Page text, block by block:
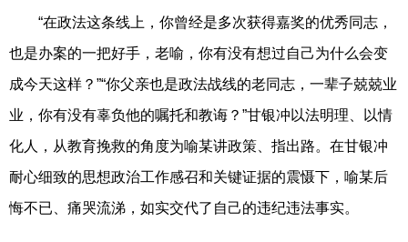
“在政法这条线上，你曾经是多次获得嘉奖的优秀同志，
也是办案的一把好手，老喻，你有没有想过自己为什么会变
成今天这样？”“你父亲也是政法战线的老同志，一辈子兢兢业
业，你有没有辜负他的嘱托和教诲？”甘银冲以法明理、以情
化人，从教育挽救的角度为喻某讲政策、指出路。在甘银冲
耐心细致的思想政治工作感召和关键证据的震慑下，喻某后
悔不已、痛哭流涕，如实交代了自己的违纪违法事实。